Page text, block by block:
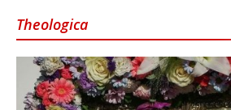
Theologica